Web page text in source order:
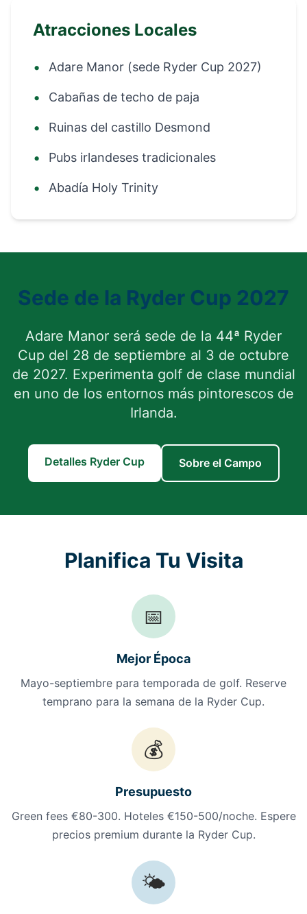
Atracciones Locales
• Adare Manor (sede Ryder Cup 2027)
• Cabañas de techo de paja
• Ruinas del castillo Desmond
• Pubs irlandeses tradicionales
• Abadía Holy Trinity
Sede de la Ryder Cup 2027
Adare Manor será sede de la 44ª Ryder
Cup del 28 de septiembre al 3 de octubre
de 2027. Experimenta golf de clase mundial
en uno de los entornos más pintorescos de
Irlanda.
Detalles Ryder Cup Sobre el Campo
Planifica Tu Visita
📅
Mejor Época
Mayo-septiembre para temporada de golf. Reserve
temprano para la semana de la Ryder Cup.
💰
Presupuesto
Green fees €80-300. Hoteles €150-500/noche. Espere
precios premium durante la Ryder Cup.
🌤️